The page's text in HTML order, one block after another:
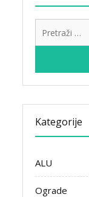
Kategorije
ALU
Ograde